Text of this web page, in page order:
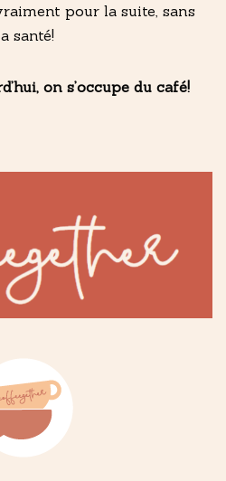
pour la suite, sans
santé!
on s’occupe du café!